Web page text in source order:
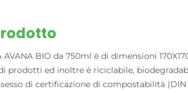
AVANA BIO da 750ml è di dimensioni
prodotti ed inoltre è riciclabile,
di certificazione di compostabilità